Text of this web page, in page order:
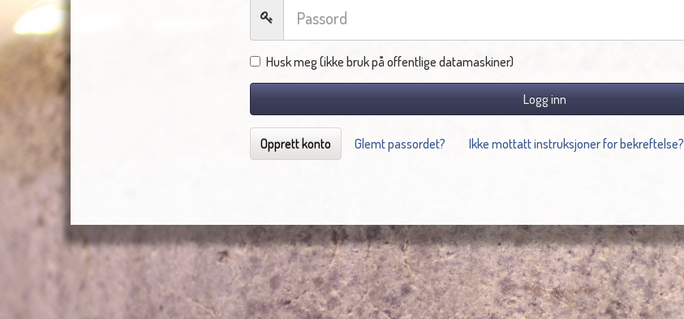
Husk meg (ikke bruk på offentlige datamaskiner)
Logg inn
Opprett konto Glemt passordet? Ikke mottatt instruksjoner for bekreftelse?